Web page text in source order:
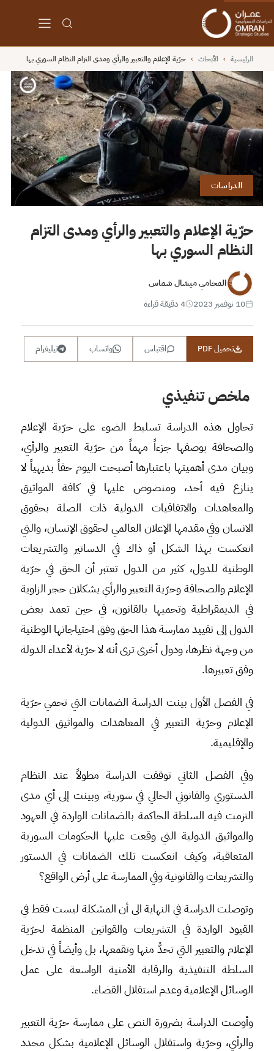
الرئيسية › الأبحاث › حرّية الإعلام والتعبير والرأي ومدى التزام النظام السوري بها
الدراسات
حرّية الإعلام والتعبير والرأي ومدى التزام
النظام السوري بها
المحامي ميشال شماس
10 نوفمبر 2023
4 دقيقة قراءة
تحميل PDF اقتباس واتساب تيليغرام
ملخص تنفيذي
تحاول هذه الدراسة تسليط الضوء على حرّية الإعلام
والصحافة بوصفها جزءاً مهماً من حرّية التعبير والرأي،
وبيان مدى أهميتها باعتبارها أصبحت اليوم حقاً بديهياً لا
ينازع فيه أحد، ومنصوص عليها في كافة المواثيق
والمعاهدات والاتفاقيات الدولية ذات الصلة بحقوق
الانسان وفي مقدمها الإعلان العالمي لحقوق الإنسان، والتي
انعكست بهذا الشكل أو ذاك في الدساتير والتشريعات
الوطنية للدول، كثير من الدول تعتبر أن الحق في حرّية
الإعلام والصحافة وحرّية التعبير والرأي يشكلان حجر الزاوية
في الديمقراطية وتحميها بالقانون، في حين تعمد بعض
الدول إلى تقييد ممارسة هذا الحق وفق احتياجاتها الوطنية
من وجهة نظرها، ودول أخرى ترى أنه لا حرّية لأعداء الدولة
وفق تعبيرها.
في الفصل الأول بينت الدراسة الضمانات التي تحمي حرّية
الإعلام وحرّية التعبير في المعاهدات والمواثيق الدولية
والإقليمية.
وفي الفصل الثاني توقفت الدراسة مطولاً عند النظام
الدستوري والقانوني الحالي في سورية، وبينت إلى أي مدى
التزمت فيه السلطة الحاكمة بالضمانات الواردة في العهود
والمواثيق الدولية التي وقعت عليها الحكومات السورية
المتعاقبة، وكيف انعكست تلك الضمانات في الدستور
والتشريعات والقانونية وفي الممارسة على أرض الواقع؟
وتوصلت الدراسة في النهاية الى أن المشكلة ليست فقط في
القيود الواردة في التشريعات والقوانين المنظمة لحرّية
الإعلام والتعبير التي تحدُّ منها وتقمعها، بل وأيضاً في تدخل
السلطة التنفيذية والرقابة الأمنية الواسعة على عمل
الوسائل الإعلامية وعدم استقلال القضاء.
وأوصت الدراسة بضرورة النص على ممارسة حرّية التعبير
والرأي، وحرّية واستقلال الوسائل الإعلامية بشكل محدد